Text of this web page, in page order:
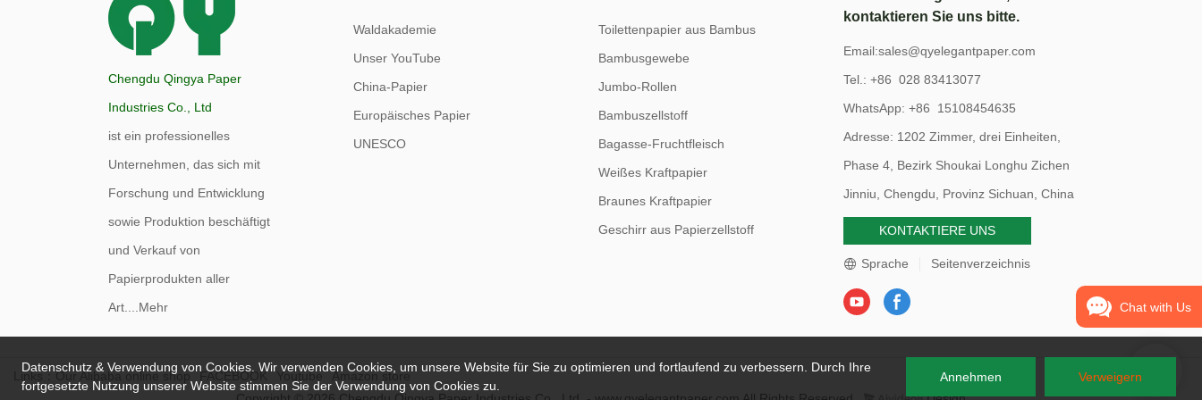
Chengdu Qingya Paper
Industries Co., Ltd
ist ein professionelles
Unternehmen, das sich mit
Forschung und Entwicklung
sowie Produktion beschäftigt
und Verkauf von
Papierprodukten aller
Art.... Mehr
Waldakademie
Unser YouTube
China-Papier
Europäisches Papier
UNESCO
Toilettenpapier aus Bambus
Bambusgewebe
Jumbo-Rollen
Bambuszellstoff
Bagasse-Fruchtfleisch
Weißes Kraftpapier
Braunes Kraftpapier
Geschirr aus Papierzellstoff
kontaktieren Sie uns bitte.
Email:sales@qyelegantpaper.com
Tel.: +86 028 83413077
WhatsApp: +86 15108454635
Adresse: 1202 Zimmer, drei Einheiten,
Phase 4, Bezirk Shoukai Longhu Zichen
Jinniu, Chengdu, Provinz Sichuan, China
KONTAKTIERE UNS
Sprache Seitenverzeichnis
Links：Our Alibaba online shop FACEBOOK Youtube
Amazon store
Chat with Us
Datenschutz & Verwendung von Cookies. Wir verwenden Cookies, um unsere Website für Sie zu optimieren und fortlaufend zu verbessern. Durch Ihre
fortgesetzte Nutzung unserer Website stimmen Sie der Verwendung von Cookies zu.
Annehmen Verweigern